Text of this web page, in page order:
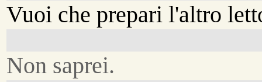
Vuoi che prepari l'altro
Non saprei.